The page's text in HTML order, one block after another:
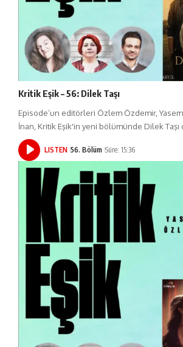
Kritik Eşik – 56: Dilek Taşı
Episode’un editörleri Özlem Özdemir,
İnan, Kritik Eşik'in yeni bölümünde Dilek
LISTEN 56. Bölüm Süre: 15:36